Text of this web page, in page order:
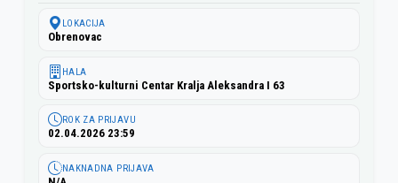
LOKACIJA
Obrenovac
HALA
Sportsko-kulturni Centar Kralja Aleksandra I 63
ROK ZA PRIJAVU
02.04.2026 23:59
NAKNADNA PRIJAVA